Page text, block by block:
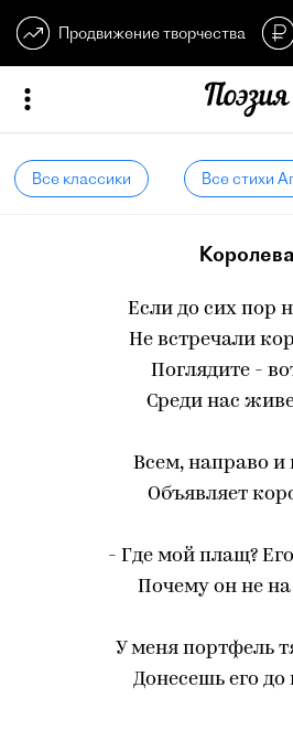
Продвижение творчества
Все классики Все стихи
Если до сих пор
Не встречали
Поглядите -
Среди нас
Всем, направо и
Объявляет
- Где мой плащ?
Почему он не на
У меня портфель
Донесешь его